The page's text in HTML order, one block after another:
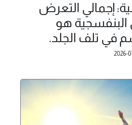
إجمالي التعرض
هو
في تلف الجلد.
2026-